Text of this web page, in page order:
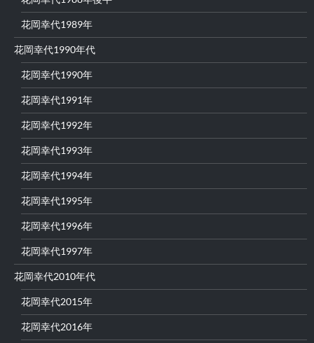
花岡幸代1989年
花岡幸代1990年代
花岡幸代1990年
花岡幸代1991年
花岡幸代1992年
花岡幸代1993年
花岡幸代1994年
花岡幸代1995年
花岡幸代1996年
花岡幸代1997年
花岡幸代2010年代
花岡幸代2015年
花岡幸代2016年